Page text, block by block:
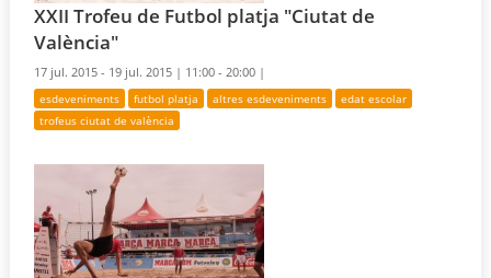
XXII Trofeu de Futbol platja "Ciutat de
València"
17 jul. 2015 - 19 jul. 2015 | 11:00 - 20:00 |
esdeveniments futbol platja altres esdeveniments
edat escolar
trofeus ciutat de valència